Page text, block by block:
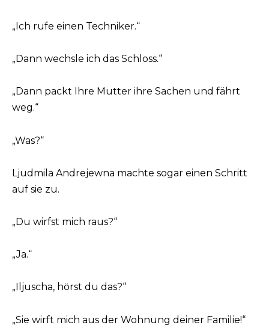
„Ich rufe einen Techniker.“
„Dann wechsle ich das Schloss.“
„Dann packt Ihre Mutter ihre Sachen und fährt
weg.“
„Was?“
Ljudmila Andrejewna machte sogar einen Schritt
auf sie zu.
„Du wirfst mich raus?“
„Ja.“
„Iljuscha, hörst du das?“
„Sie wirft mich aus der Wohnung deiner Familie!“